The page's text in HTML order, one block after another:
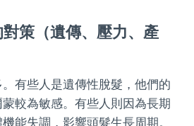
策（遺傳、壓力、產
有些人是遺傳性脫髮，他們的
較為敏感。有些人則因為長期
能失調，影響頭髮生長周期。